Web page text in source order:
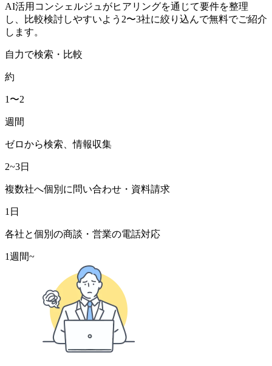
AI活用コンシェルジュがヒアリングを通じて要件を整理
し、比較検討しやすいよう2〜3社に絞り込んで無料でご紹介
します。
自力で検索・比較
約
1〜2
週間
ゼロから検索、情報収集
2~3日
複数社へ個別に問い合わせ・資料請求
1日
各社と個別の商談・営業の電話対応
1週間~